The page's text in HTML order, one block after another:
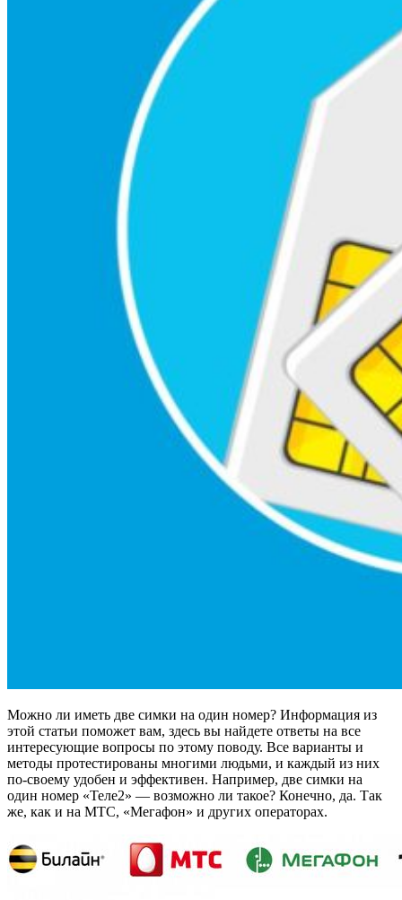
Можно ли иметь две симки на один номер? Информация из
этой статьи поможет вам, здесь вы найдете ответы на все
интересующие вопросы по этому поводу. Все варианты и
методы протестированы многими людьми, и каждый из них
по-своему удобен и эффективен. Например, две симки на
один номер «Теле2» — возможно ли такое? Конечно, да. Так
же, как и на МТС, «Мегафон» и других операторах.